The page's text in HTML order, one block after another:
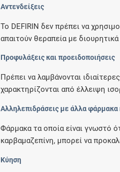
Αντενδείξεις
To DEFIRIN δεν πρέπει να
απαιτούν θεραπεία με
Προφυλάξεις και προειδοποιήσεις
Πρέπει να λαμβάνονται
χαρακτηρίζονται από έλλειψη
Αλληλεπιδράσεις με άλλα φάρμακα
Φάρμακα τα οποία είναι γνωστό
καρβαμαζεπίνη, μπορεί να
Κύηση